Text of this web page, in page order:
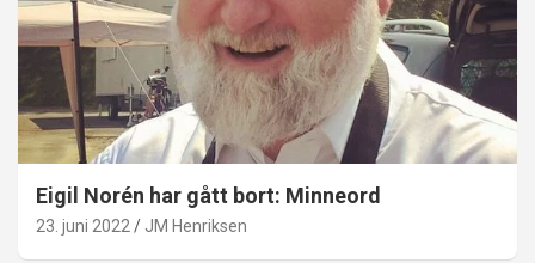
Eigil Norén har gått bort: Minneord
23. juni 2022 JM Henriksen